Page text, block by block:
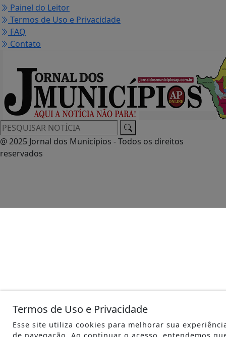
Painel do Leitor
Termos de Uso e Privacidade
FAQ
Contato
@ 2025 Jornal dos Municípios - Todos os direitos
reservados
Termos de Uso e Privacidade
Esse site utiliza cookies para melhorar sua